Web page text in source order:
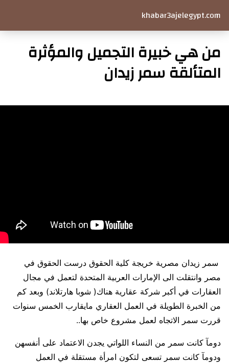
khabar3ajelegypt.com
من هي خبيرة التجميل والمؤثرة
المتألقة سمر زيدان
سمر زيدان مصرية خريجة كلية الحقوق درست الحقوق في
مصر وانتقلت الى الإمارات العربية المتحدة لتعمل في مجال
العقارات في أكبر شركة عقارية هناك( شوبا هارتلاند) وبعد كم
من الخبرة الطويلة في العمل العقاري مايقارب الخمس سنوات
قررت سمر الاتجاه لعمل مشروع خاص بها..
دومآ كانت سمر من النساء اللواتي يجدن الاعتماد على أنفسهن
ودومآ كانت سمر تسعى لتكون امرأة مستقلة في العمل